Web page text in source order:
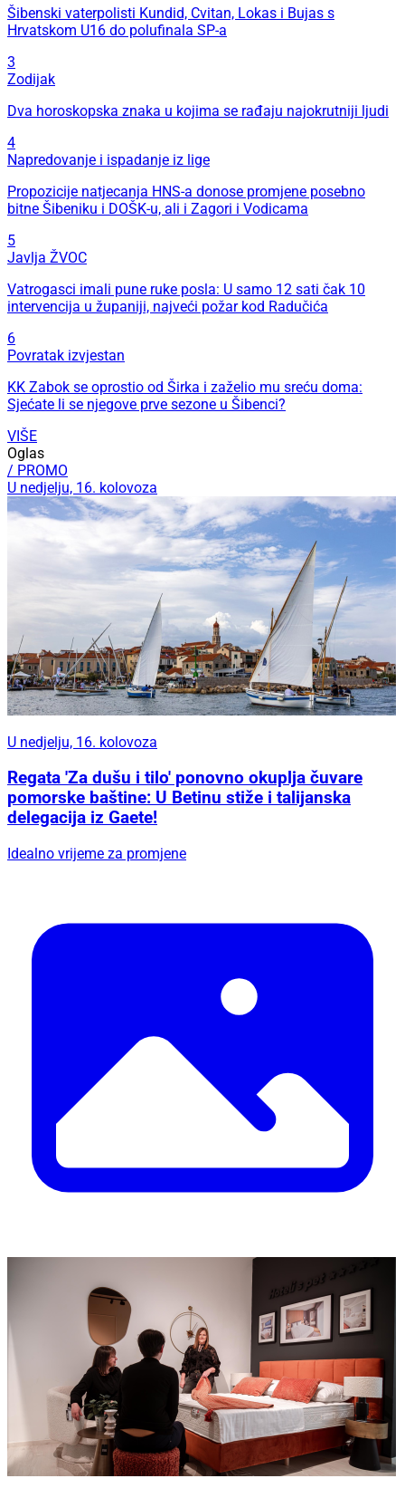
Šibenski vaterpolisti Kundid, Cvitan, Lokas i Bujas s
Hrvatskom U16 do polufinala SP-a
3
Zodijak
Dva horoskopska znaka u kojima se rađaju najokrutniji ljudi
4
Napredovanje i ispadanje iz lige
Propozicije natjecanja HNS-a donose promjene posebno
bitne Šibeniku i DOŠK-u, ali i Zagori i Vodicama
5
Javlja ŽVOC
Vatrogasci imali pune ruke posla: U samo 12 sati čak 10
intervencija u županiji, najveći požar kod Radučića
6
Povratak izvjestan
KK Zabok se oprostio od Širka i zaželio mu sreću doma:
Sjećate li se njegove prve sezone u Šibenci?
VIŠE
Oglas
/ PROMO
U nedjelju, 16. kolovoza
U nedjelju, 16. kolovoza
Regata 'Za dušu i tilo' ponovno okuplja čuvare
pomorske baštine: U Betinu stiže i talijanska
delegacija iz Gaete!
Idealno vrijeme za promjene